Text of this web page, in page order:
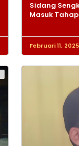
Sidang
Masuk
Februari 11, 2025